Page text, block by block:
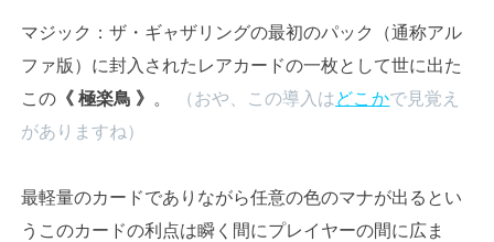
マジック：ザ・ギャザリングの最初のパック（通称アル
ファ版）に封入されたレアカードの一枚として世に出た
この 《 極楽鳥 》 。 （おや、この導入は どこかで見覚え
がありますね）
最軽量のカードでありながら任意の色のマナが出るとい
うこのカードの利点は瞬く間にプレイヤーの間に広ま